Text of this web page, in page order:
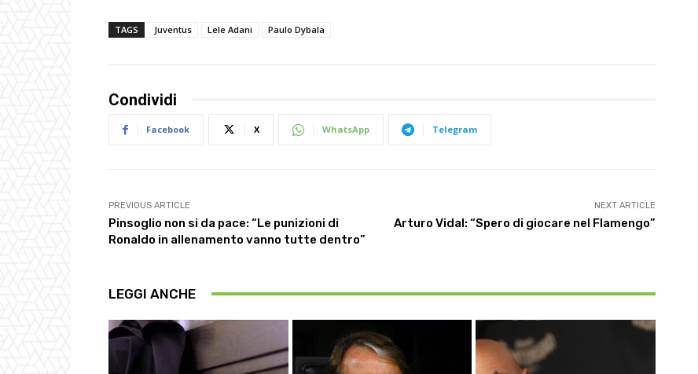
TAGS Juventus Lele Adani Paulo Dybala
Condividi
Facebook X WhatsApp Telegram
PREVIOUS ARTICLE
Pinsoglio non si da pace: “Le punizioni di
Ronaldo in allenamento vanno tutte dentro”
NEXT ARTICLE
Arturo Vidal: “Spero di giocare nel Flamengo”
LEGGI ANCHE